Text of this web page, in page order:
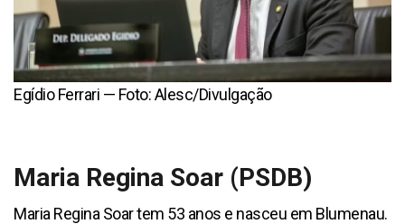
Egídio Ferrari — Foto: Alesc/Divulgação
Maria Regina Soar (PSDB)
Maria Regina Soar tem 53 anos e nasceu em Blumenau.